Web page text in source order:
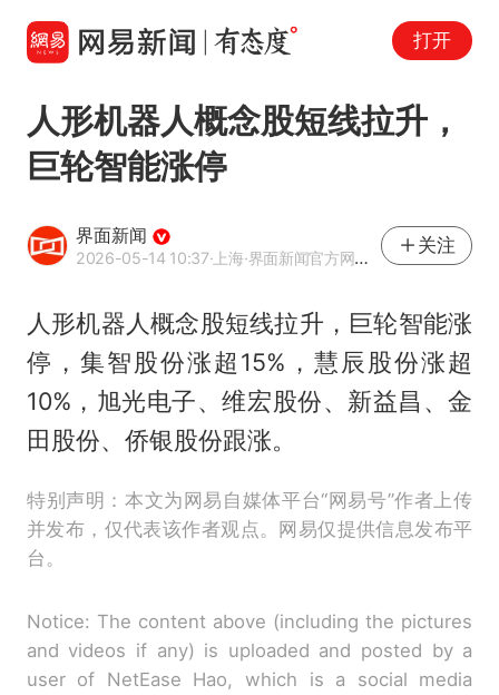
打开
人形机器人概念股短线拉升，
巨轮智能涨停
界面新闻
2026-05-14 10:37·上海·界面新闻官方网易号
关注
人形机器人概念股短线拉升，巨轮智能涨
停，集智股份涨超15%，慧辰股份涨超
10%，旭光电子、维宏股份、新益昌、金
田股份、侨银股份跟涨。
特别声明：本文为网易自媒体平台“网易号”作者上传
并发布，仅代表该作者观点。网易仅提供信息发布平
台。
Notice: The content above (including the pictures
and videos if any) is uploaded and posted by a
user of NetEase Hao, which is a social media